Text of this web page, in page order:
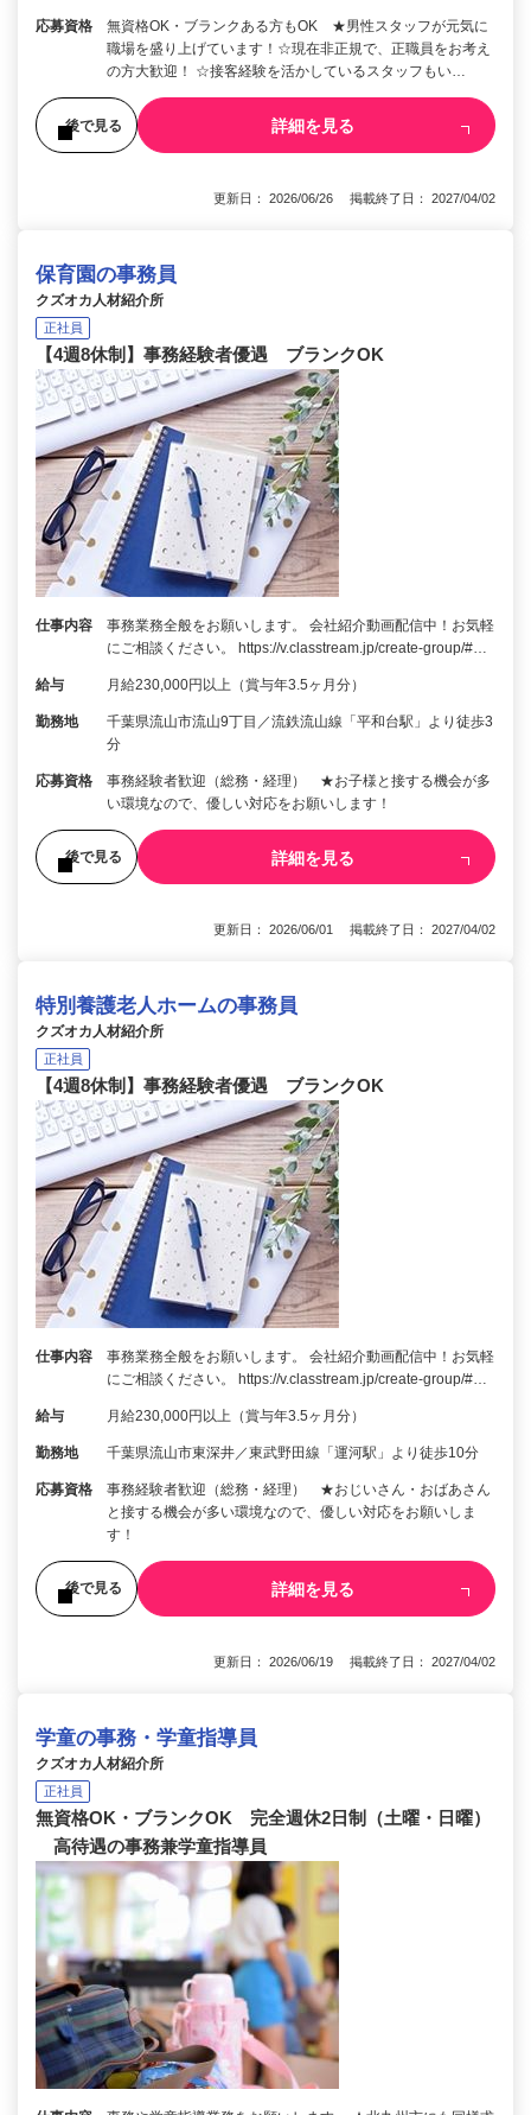
応募資格
無資格OK・ブランクある方もOK ★男性スタッフが元気に
職場を盛り上げています！☆現在非正規で、正職員をお考え
の方大歓迎！ ☆接客経験を活かしているスタッフもい…
後で見る 詳細を見る
更新日： 2026/06/26 掲載終了日： 2027/04/02
保育園の事務員
クズオカ人材紹介所
正社員
【4週8休制】事務経験者優遇 ブランクOK
仕事内容
事務業務全般をお願いします。 会社紹介動画配信中！お気軽
にご相談ください。 https://v.classtream.jp/create-group/#…
給与 月給230,000円以上（賞与年3.5ヶ月分）
勤務地
千葉県流山市流山9丁目／流鉄流山線「平和台駅」より徒歩3
分
応募資格
事務経験者歓迎（総務・経理） ★お子様と接する機会が多
い環境なので、優しい対応をお願いします！
後で見る 詳細を見る
更新日： 2026/06/01 掲載終了日： 2027/04/02
特別養護老人ホームの事務員
クズオカ人材紹介所
正社員
【4週8休制】事務経験者優遇 ブランクOK
仕事内容
事務業務全般をお願いします。 会社紹介動画配信中！お気軽
にご相談ください。 https://v.classtream.jp/create-group/#…
給与 月給230,000円以上（賞与年3.5ヶ月分）
勤務地 千葉県流山市東深井／東武野田線「運河駅」より徒歩10分
応募資格
事務経験者歓迎（総務・経理） ★おじいさん・おばあさん
と接する機会が多い環境なので、優しい対応をお願いしま
す！
後で見る 詳細を見る
更新日： 2026/06/19 掲載終了日： 2027/04/02
学童の事務・学童指導員
クズオカ人材紹介所
正社員
無資格OK・ブランクOK 完全週休2日制（土曜・日曜）
高待遇の事務兼学童指導員